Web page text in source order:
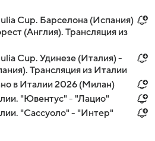
Cup. Барселона (Испания)
(Англия). Трансляция из
Cup. Удинезе (Италия) -
Трансляция из Италии
в Италии 2026 (Милан)
"Ювентус" - "Лацио"
"Сассуоло" - "Интер"